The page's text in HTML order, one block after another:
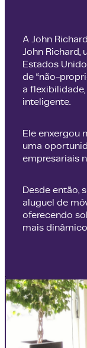
A John
John Richard,
Estados
de “não-
a
inteligente.
Ele enxergou
uma
empresariais
Desde então,
aluguel de
oferecendo
mais
.